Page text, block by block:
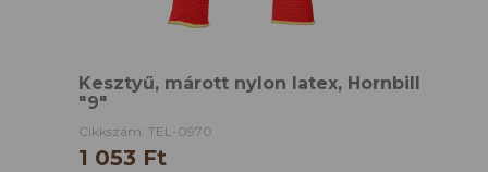
Kesztyű, márott nylon latex, Hornbill
"9"
Cikkszám: TEL-0970
1 053 Ft